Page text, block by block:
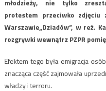
młodzieży, nie tylko
protestem przeciwko
Warszawie„Dziadów”, w reż.
rozgrywki wewnątrz PZPR
Efektem tego była emigracja
znacząca część zajmowała
władzy i terroru.